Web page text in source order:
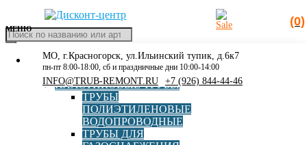
(0)
Поиск
товаров
МЕНЮ
КАТАЛОГ
РАСПРОДАЖА
ПЛАСТИКОВЫЕ ТРУБЫ
ТРУБЫ
ПОЛИЭТИЛЕНОВЫЕ
ВОДОПРОВОДНЫЕ
ТРУБЫ ДЛЯ
МО, г.Красногорск, ул.Ильинский тупик, д.6к7
пн-пт 8:00-18:00, сб и праздничные дни 10:00-14:00
INFO@TRUB-REMONT.RU +7 (926) 844-44-46
Главная »90х89
90х89